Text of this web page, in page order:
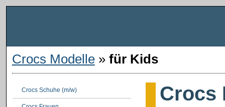
Crocs Modelle» für Kids
Crocs Schuhe (m/w)
Crocs